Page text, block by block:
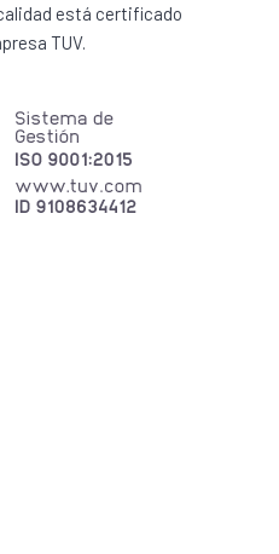
está certificado
TUV.